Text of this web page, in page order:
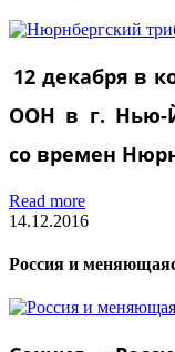
12 декабря в
ООН в г. Нью-
со времен
Read more
14.12.2016
Россия и